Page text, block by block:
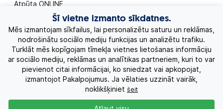
Atpūta ONLINE
Ekskursiju ceļojumi
Eksotiskie ceļojumi
Labākie piedāvājumi
Kruīzi
Šī vietne izmanto sīkdatnes.
Mēs izmantojam sīkfailus, lai personalizētu saturu un reklāmas,
nodrošinātu sociālo mediju funkcijas un analizētu trafiku.
Turklāt mēs kopīgojam tīmekļa vietnes lietošanas informāciju
ar sociālo mediju, reklāmas un analītikas partneriem, kuri to var
pievienot citai informācijai, ko sniedzat vai apkopojat,
izmantojot Pakalpojumus. Ja vēlaties uzzināt vairāk,
noklikšķiniet šeit